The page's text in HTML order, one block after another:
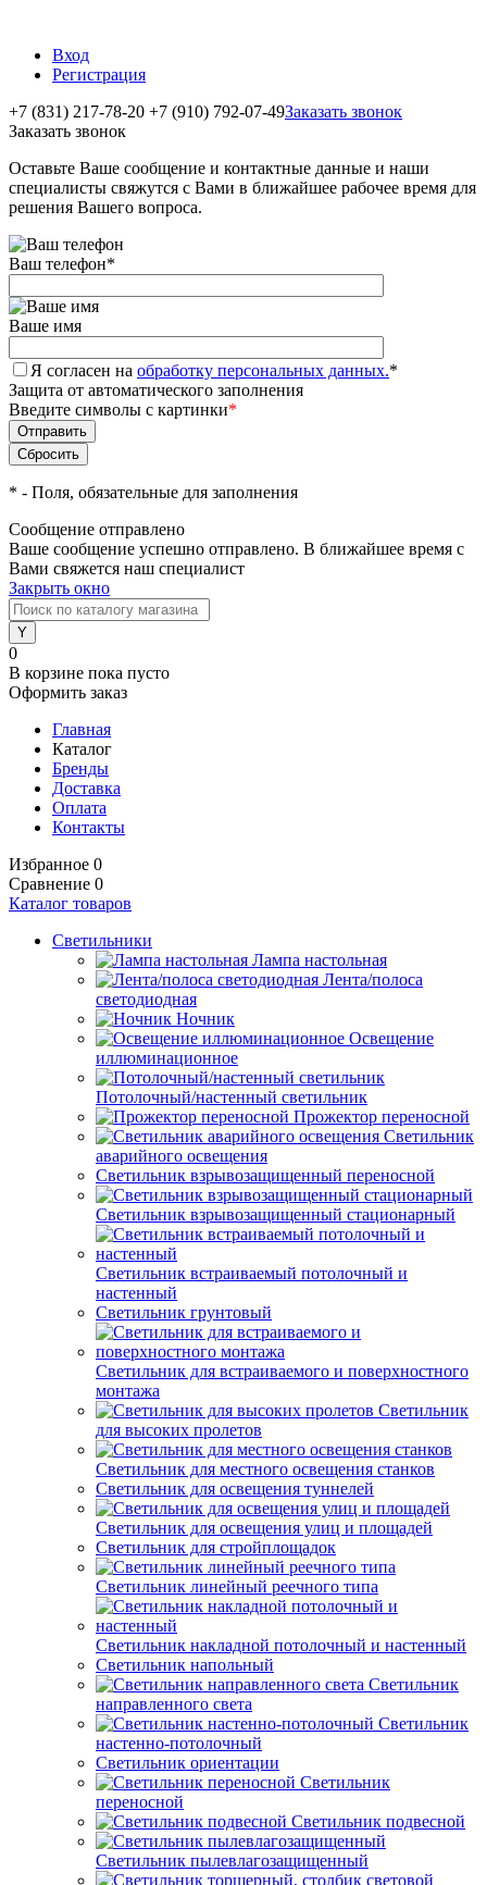
Вход
Регистрация
+7 (831) 217-78-20 +7 (910) 792-07-49Заказать звонок
Заказать звонок
Оставьте Ваше сообщение и контактные данные и наши
специалисты свяжутся с Вами в ближайшее рабочее время для
решения Вашего вопроса.
Ваш телефон*
Ваше имя
Я согласен на обработку персональных данных.*
Защита от автоматического заполнения
Введите символы с картинки*
* - Поля, обязательные для заполнения
Сообщение отправлено
Ваше сообщение успешно отправлено. В ближайшее время с
Вами свяжется наш специалист
Закрыть окно
0
В корзине пока пусто
Оформить заказ
Главная
Каталог
Бренды
Доставка
Оплата
Контакты
Избранное 0
Сравнение 0
Каталог товаров
Светильники
Лампа настольная
Лента/полоса
светодиодная
Ночник
Освещение
иллюминационное
Потолочный/настенный светильник
Прожектор переносной
Светильник
аварийного освещения
Светильник взрывозащищенный переносной
Светильник взрывозащищенный стационарный
Светильник встраиваемый потолочный и
настенный
Светильник грунтовый
Светильник для встраиваемого и поверхностного
монтажа
Светильник
для высоких пролетов
Светильник для местного освещения станков
Светильник для освещения туннелей
Светильник для освещения улиц и площадей
Светильник для стройплощадок
Светильник линейный реечного типа
Светильник накладной потолочный и настенный
Светильник напольный
Светильник
направленного света
Светильник
настенно-потолочный
Светильник ориентации
Светильник
переносной
Светильник подвесной
Светильник пылевлагозащищенный